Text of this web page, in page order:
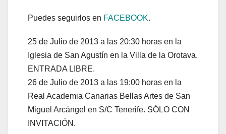
Puedes seguirlos en FACEBOOK.
25 de Julio de 2013 a las 20:30 horas en la
Iglesia de San Agustín en la Villa de la Orotava.
ENTRADA LIBRE.
26 de Julio de 2013 a las 19:00 horas en la
Real Academia Canarias Bellas Artes de San
Miguel Arcángel en S/C Tenerife. SÓLO CON
INVITACIÓN.